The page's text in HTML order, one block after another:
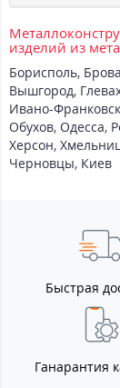
изделий из
Борисполь,
Вышгород,
Ивано-Франковск
Обухов, Одесса,
Херсон,
Черновцы, Киев
Быстрая
Ганарантия